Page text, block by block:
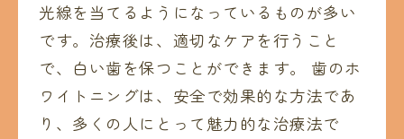
光線を当てるようになっているものが多い
です。治療後は、適切なケアを行うこと
で、白い歯を保つことができます。 歯のホ
ワイトニングは、安全で効果的な方法であ
り、多くの人にとって魅力的な治療法で